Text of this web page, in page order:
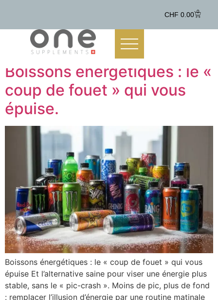
CHF 0.00 0
Boissons énergétiques : le «
coup de fouet » qui vous
épuise.
Boissons énergétiques : le « coup de fouet » qui vous
épuise Et l’alternative saine pour viser une énergie plus
stable, sans le « pic-crash ». Moins de pic, plus de fond
: remplacer l’illusion d’énergie par une routine matinale